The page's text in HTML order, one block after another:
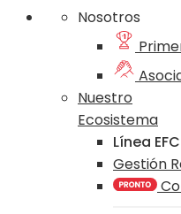
Nosotros
Nuestro
Ecosistema
Línea EFC
Gestión